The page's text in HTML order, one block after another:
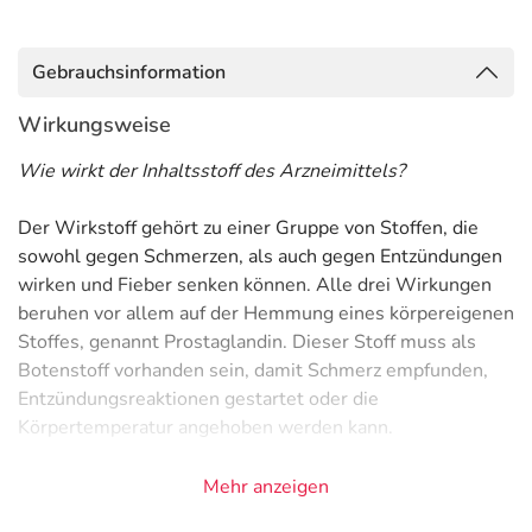
Gebrauchsinformation
Wirkungsweise
Wie wirkt der Inhaltsstoff des Arzneimittels?
Der Wirkstoff gehört zu einer Gruppe von Stoffen, die
sowohl gegen Schmerzen, als auch gegen Entzündungen
wirken und Fieber senken können. Alle drei Wirkungen
beruhen vor allem auf der Hemmung eines körpereigenen
Stoffes, genannt Prostaglandin. Dieser Stoff muss als
Botenstoff vorhanden sein, damit Schmerz empfunden,
Entzündungsreaktionen gestartet oder die
Körpertemperatur angehoben werden kann.
AnwendungsgebieteMehr anzeigen